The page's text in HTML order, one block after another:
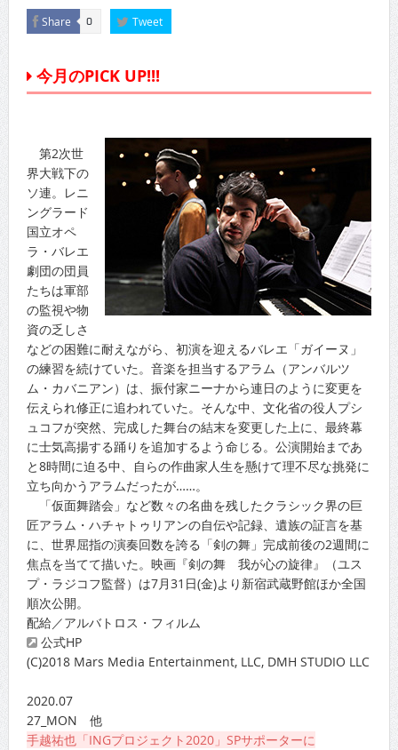
CINEMA×STYLE 285号
Share 0 Tweet
今月のPICK UP!!!
第2次世
界大戦下の
ソ連。レニ
ングラード
国立オペ
ラ・バレエ
劇団の団員
たちは軍部
の監視や物
資の乏しさ
などの困難に耐えながら、初演を迎えるバレエ「ガイーヌ」
の練習を続けていた。音楽を担当するアラム（アンバルツ
ム・カバニアン）は、振付家ニーナから連日のように変更を
伝えられ修正に追われていた。そんな中、文化省の役人プシ
ュコフが突然、完成した舞台の結末を変更した上に、最終幕
に士気高揚する踊りを追加するよう命じる。公演開始まであ
と8時間に迫る中、自らの作曲家人生を懸けて理不尽な挑発に
立ち向かうアラムだったが……。
「仮面舞踏会」など数々の名曲を残したクラシック界の巨
匠アラム・ハチャトゥリアンの自伝や記録、遺族の証言を基
に、世界屈指の演奏回数を誇る「剣の舞」完成前後の2週間に
焦点を当てて描いた。映画『剣の舞 我が心の旋律』（ユス
プ・ラジコフ監督）は7月31日(金)より新宿武蔵野館ほか全国
順次公開。
配給／アルバトロス・フィルム
公式HP
(C)2018 Mars Media Entertainment, LLC, DMH STUDIO LLC
2020.07
27_MON 他
手越祐也「INGプロジェクト2020」SPサポーターに